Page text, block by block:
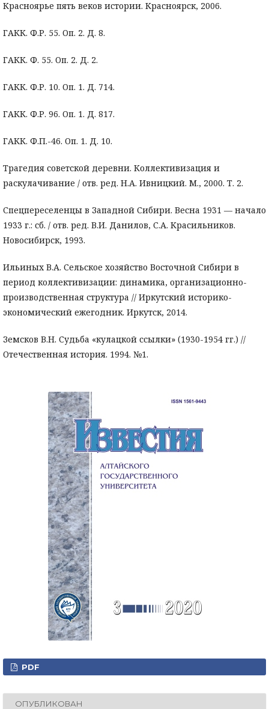
Красноярье пять веков истории. Красноярск, 2006.
ГАКК. Ф.Р. 55. Оп. 2. Д. 8.
ГАКК. Ф. 55. Оп. 2. Д. 2.
ГАКК. Ф.Р. 10. Оп. 1. Д. 714.
ГАКК. Ф.Р. 96. Оп. 1. Д. 817.
ГАКК. Ф.П.-46. Оп. 1. Д. 10.
Трагедия советской деревни. Коллективизация и
раскулачивание / отв. ред. Н.А. Ивницкий. М., 2000. Т. 2.
Спецпереселенцы в Западной Сибири. Весна 1931 — начало
1933 г.: сб. / отв. ред. В.И. Данилов, С.А. Красильников.
Новосибирск, 1993.
Ильиных В.А. Сельское хозяйство Восточной Сибири в
период коллективизации: динамика, организационно-
производственная структура // Иркутский историко-
экономический ежегодник. Иркутск, 2014.
Земсков В.Н. Судьба «кулацкой ссылки» (1930-1954 гг.) //
Отечественная история. 1994. №1.
PDF
ОПУБЛИКОВАН